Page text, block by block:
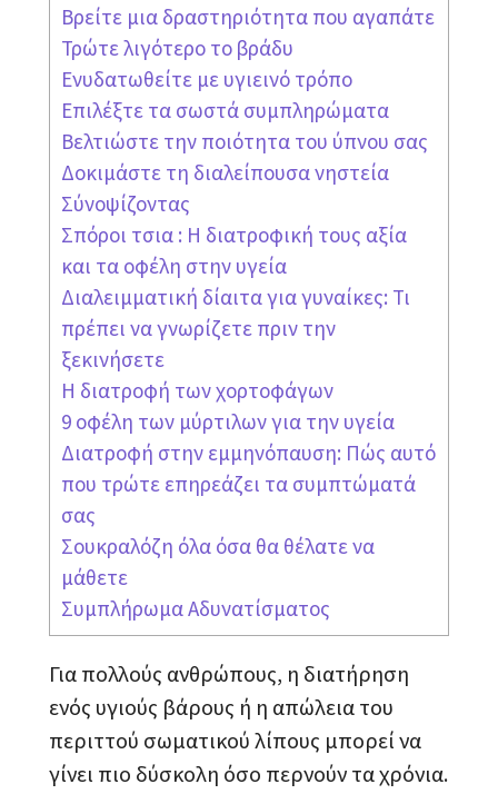
Βρείτε μια δραστηριότητα που αγαπάτε
Τρώτε λιγότερο το βράδυ
Ενυδατωθείτε με υγιεινό τρόπο
Επιλέξτε τα σωστά συμπληρώματα
Βελτιώστε την ποιότητα του ύπνου σας
Δοκιμάστε τη διαλείπουσα νηστεία
Σύνοψίζοντας
Σπόροι τσια : Η διατροφική τους αξία
και τα οφέλη στην υγεία
Διαλειμματική δίαιτα για γυναίκες: Τι
πρέπει να γνωρίζετε πριν την
ξεκινήσετε
Η διατροφή των χορτοφάγων
9 οφέλη των μύρτιλων για την υγεία
Διατροφή στην εμμηνόπαυση: Πώς αυτό
που τρώτε επηρεάζει τα συμπτώματά
σας
Σουκραλόζη όλα όσα θα θέλατε να
μάθετε
Συμπλήρωμα Αδυνατίσματος
Για πολλούς ανθρώπους, η διατήρηση
ενός υγιούς βάρους ή η απώλεια του
περιττού σωματικού λίπους μπορεί να
γίνει πιο δύσκολη όσο περνούν τα χρόνια.